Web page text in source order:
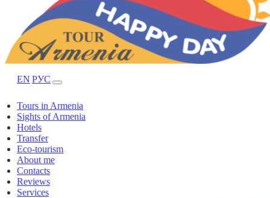
EN РУС
Tours in Armenia
Sights of Armenia
Hotels
Transfer
Eco-tourism
About me
Contacts
Reviews
Services